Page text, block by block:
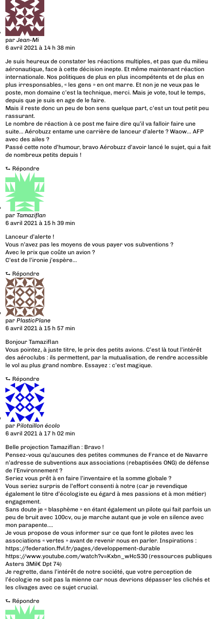
parJean-Mi
6 avril 2021 à 14 h 38 min
Je suis heureux de constater les réactions multiples, et pas que du milieu
aéronautique, face à cette décision inepte. Et même maintenant réaction
internationale. Nos politiques de plus en plus incompétents et de plus en
plus irresponsables, « les gens » en ont marre. Et non je ne veux pas le
poste, mon domaine c’est la technique, merci. Mais je vote, tout le temps,
depuis que je suis en age de le faire.
Mais il reste donc un peu de bon sens quelque part, c’est un tout petit peu
rassurant.
Le nombre de réaction à ce post me faire dire qu’il va falloir faire une
suite… Aérobuzz entame une carrière de lanceur d’alerte ? Waow… AFP
avec des ailes ?
Passé cette note d’humour, bravo Aérobuzz d’avoir lancé le sujet, qui a fait
de nombreux petits depuis !
⮑ Répondre
parTamaziflan
6 avril 2021 à 15 h 39 min
Lanceur d’alerte !
Vous n’avez pas les moyens de vous payer vos subventions ?
Avec le prix que coûte un avion ?
C’est de l’ironie j’espère…
⮑ Répondre
parPlasticPlane
6 avril 2021 à 15 h 57 min
Bonjour Tamaziflan
Vous pointez, à juste titre, le prix des petits avions. C’est là tout l’intérêt
des aéroclubs : ils permettent, par la mutualisation, de rendre accessible
le vol au plus grand nombre. Essayez : c’est magique.
⮑ Répondre
parPilotaillon écolo
6 avril 2021 à 17 h 02 min
Belle projection Tamaziflan : Bravo !
Pensez-vous qu’aucunes des petites communes de France et de Navarre
n’adresse de subventions aux associations (rebaptisées ONG) de défense
de l’Environnement ?
Seriez vous prêt à en faire l’inventaire et la somme globale ?
Vous seriez surpris de l’effort consenti à notre (car je revendique
également le titre d’écologiste eu égard à mes passions et à mon métier)
engagement.
Sans doute je « blasphème » en étant également un pilote qui fait parfois un
peu de bruit avec 100cv, ou je marche autant que je vole en silence avec
mon parapente….
Je vous propose de vous informer sur ce que font le pilotes avec les
associations « vertes » avant de revenir nous en parler. Inspirations :
https://federation.ffvl.fr/pages/developpement-durable
https://www.youtube.com/watch?v=Kxbn_wHcS30 (ressources publiques
Asters 3Mil€ Dpt 74)
Je regrette, dans l’intérêt de notre société, que votre perception de
l’écologie ne soit pas la mienne car nous devrions dépasser les clichés et
les clivages avec ce sujet crucial.
⮑ Répondre